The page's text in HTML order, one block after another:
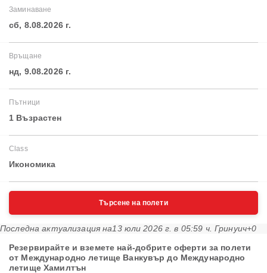
Заминаване
сб, 8.08.2026 г.
Връщане
нд, 9.08.2026 г.
Пътници
1 Възрастен
Class
Икономика
Търсене на полети
Последна актуализация на13 юли 2026 г. в 05:59 ч. Гринуич+0
Резервирайте и вземете най-добрите оферти за полети
от Международно летище Ванкувър до Международно
летище Хамилтън